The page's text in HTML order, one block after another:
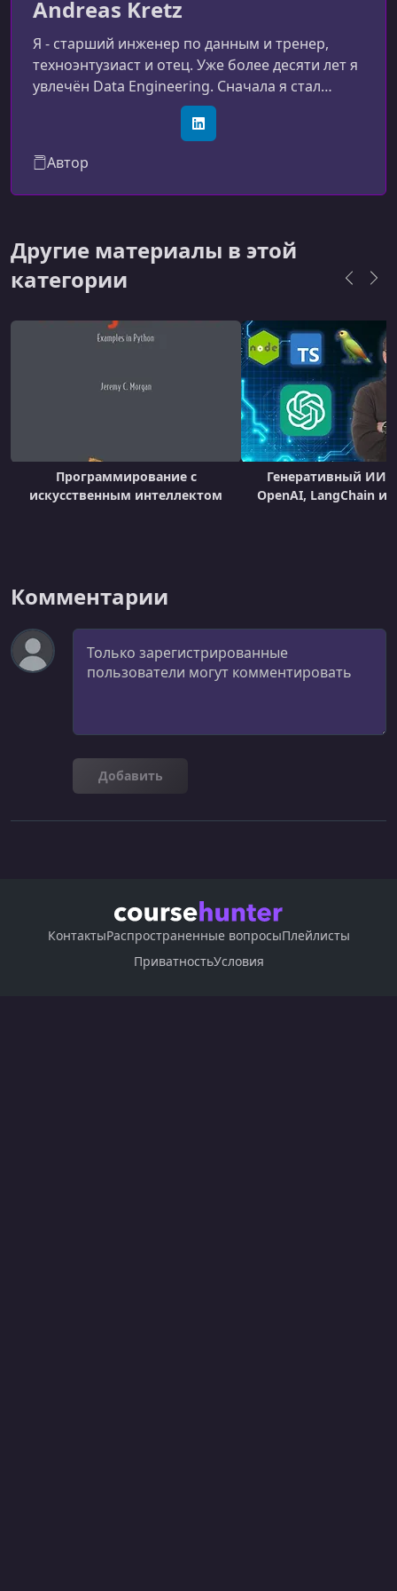
Andreas Kretz
Я - старший инженер по данным и тренер,
техноэнтузиаст и отец. Уже более десяти лет я
увлечён Data Engineering. Сначала я стал
инженером по данным самоучкой, а затем
возглавил команду инженеров по данным в
велика потребность в обучении в этой сфере,
я последовал за своей страстью и основал
достичь своих целей.
LinkedIn
Автор
Другие материалы в этой
категории
Программирование с
искусственным интеллектом
Генеративный ИИ с
OpenAI, LangChain и
Комментарии
Комментарий
Добавить
КонтактыРаспространенные вопросыПлейлисты
ПриватностьУсловия